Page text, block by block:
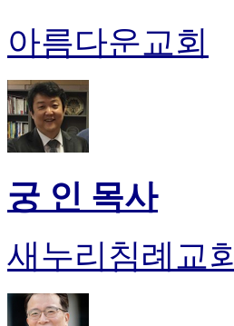
아름다운교회
궁 인 목사
새누리침례교회